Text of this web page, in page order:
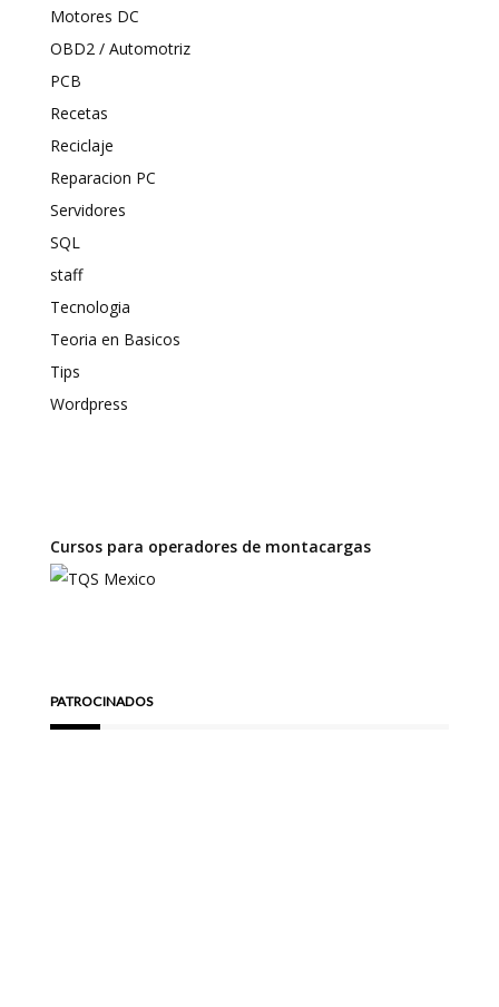
Motores DC
OBD2 / Automotriz
PCB
Recetas
Reciclaje
Reparacion PC
Servidores
SQL
staff
Tecnologia
Teoria en Basicos
Tips
Wordpress
Cursos para operadores de montacargas
PATROCINADOS